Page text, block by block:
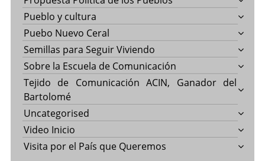
Pueblo y cultura
Puebo Nuevo Ceral
Semillas para Seguir Viviendo
Sobre la Escuela de Comunicación
Tejido de Comunicación ACIN, Ganador del
Bartolomé
Uncategorised
Video Inicio
Visita por el País que Queremos